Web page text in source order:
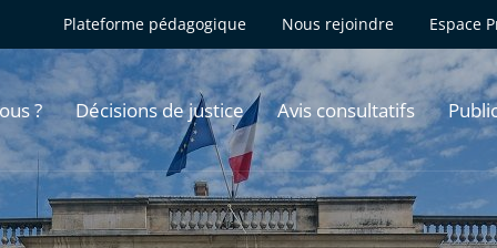
Plateforme pédagogique Nous rejoindre Espace
? Décisions de justice Avis consultatifs